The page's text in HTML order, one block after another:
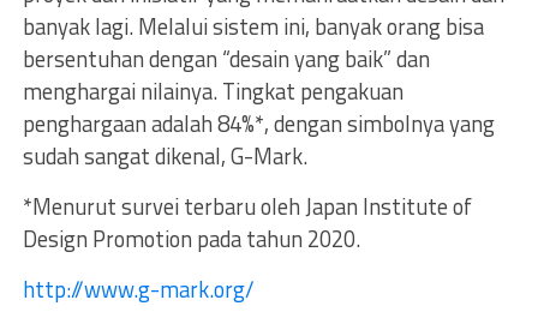
banyak lagi. Melalui sistem ini, banyak orang bisa
bersentuhan dengan “desain yang baik” dan
menghargai nilainya. Tingkat pengakuan
penghargaan adalah 84%*, dengan simbolnya yang
sudah sangat dikenal, G-Mark.
*Menurut survei terbaru oleh Japan Institute of
Design Promotion pada tahun 2020.
http://www.g-mark.org/